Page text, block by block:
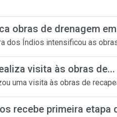
obras de drenagem
dos Índios intensificou as
visita às obras de...
uma visita às obras de
recebe primeira etapa